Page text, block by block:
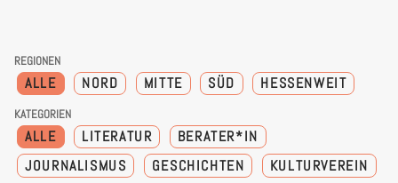
REGIONEN
ALLE NORD MITTE SÜD HESSENWEIT
KATEGORIEN
ALLE LITERATUR
BERATER*IN
JOURNALISMUS
GESCHICHTEN
KULTURVEREIN